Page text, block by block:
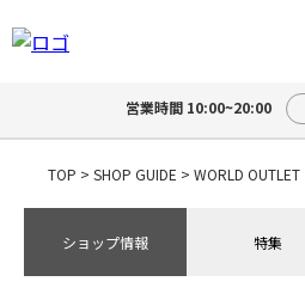
営業時間 10:00~20:00
TOP > SHOP GUIDE > WORLD OUTLET
ショップ情報 特集